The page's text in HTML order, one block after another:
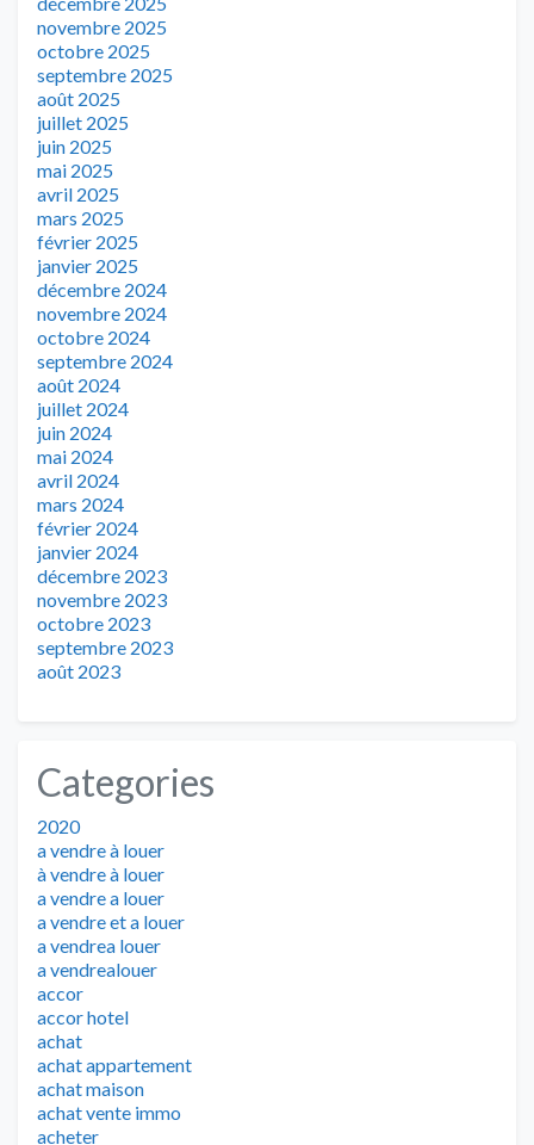
novembre 2025
octobre 2025
septembre 2025
août 2025
juillet 2025
juin 2025
mai 2025
avril 2025
mars 2025
février 2025
janvier 2025
décembre 2024
novembre 2024
octobre 2024
septembre 2024
août 2024
juillet 2024
juin 2024
mai 2024
avril 2024
mars 2024
février 2024
janvier 2024
décembre 2023
novembre 2023
octobre 2023
septembre 2023
août 2023
Categories
2020
a vendre à louer
à vendre à louer
a vendre a louer
a vendre et a louer
a vendrea louer
a vendrealouer
accor
accor hotel
achat
achat appartement
achat maison
achat vente immo
acheter